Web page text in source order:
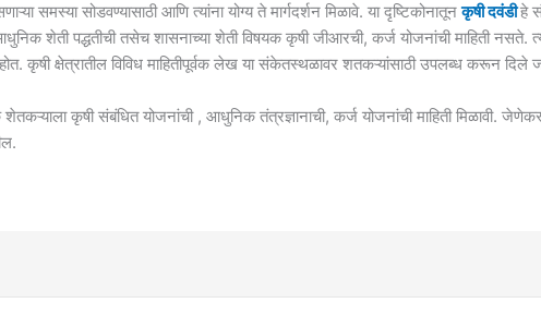
समस्या सोडवण्यासाठी आणि त्यांना योग्य ते मार्गदर्शन मिळावे. या दृष्टिकोनातूनकृषी दवंडीहे
शेती पद्धतीची तसेच शासनाच्या शेती विषयक कृषी जीआरची, कर्ज योजनांची माहिती नसते.
कृषी क्षेत्रातील विविध माहितीपूर्वक लेख या संकेतस्थळावर शतकऱ्यांसाठी उपलब्ध करून दिले
कृषी संबंधित योजनांची , आधुनिक तंत्रज्ञानाची, कर्ज योजनांची माहिती मिळावी.